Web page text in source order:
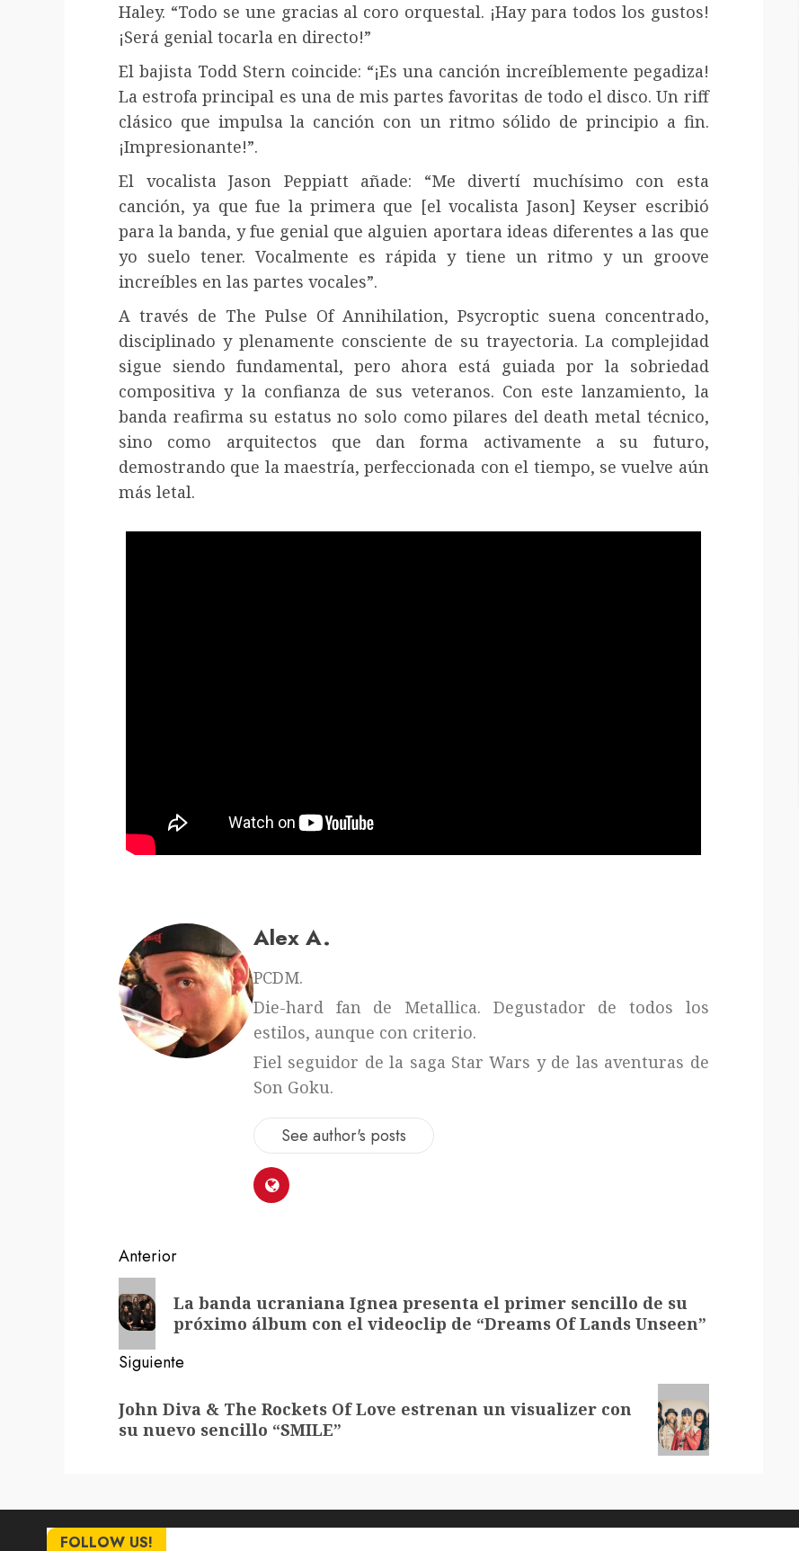
Haley. “Todo se une gracias al coro orquestal. ¡Hay para todos los gustos!
¡Será genial tocarla en directo!”
El bajista Todd Stern coincide: “¡Es una canción increíblemente pegadiza!
La estrofa principal es una de mis partes favoritas de todo el disco. Un riff
clásico que impulsa la canción con un ritmo sólido de principio a fin.
¡Impresionante!”.
El vocalista Jason Peppiatt añade: “Me divertí muchísimo con esta
canción, ya que fue la primera que [el vocalista Jason] Keyser escribió
para la banda, y fue genial que alguien aportara ideas diferentes a las que
yo suelo tener. Vocalmente es rápida y tiene un ritmo y un groove
increíbles en las partes vocales”.
A través de The Pulse Of Annihilation, Psycroptic suena concentrado,
disciplinado y plenamente consciente de su trayectoria. La complejidad
sigue siendo fundamental, pero ahora está guiada por la sobriedad
compositiva y la confianza de sus veteranos. Con este lanzamiento, la
banda reafirma su estatus no solo como pilares del death metal técnico,
sino como arquitectos que dan forma activamente a su futuro,
demostrando que la maestría, perfeccionada con el tiempo, se vuelve aún
más letal.
Alex A.
PCDM.
Die-hard fan de Metallica. Degustador de todos los
estilos, aunque con criterio.
Fiel seguidor de la saga Star Wars y de las aventuras de
Son Goku.
See author's posts
Navegación
de
entradas
Anterior
Entrada
anterior:La banda ucraniana Ignea presenta el primer sencillo de su
próximo álbum con el videoclip de “Dreams Of Lands Unseen”
Siguiente
entrada:
John Diva & The Rockets Of Love estrenan un visualizer con
su nuevo sencillo “SMILE”
FOLLOW US!